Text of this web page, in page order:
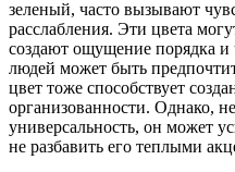
зеленый, часто вызывают
расслабления. Эти цвета
создают ощущение порядка и
людей может быть
цвет тоже способствует
организованности. Однако,
универсальность, он может
не разбавить его теплыми